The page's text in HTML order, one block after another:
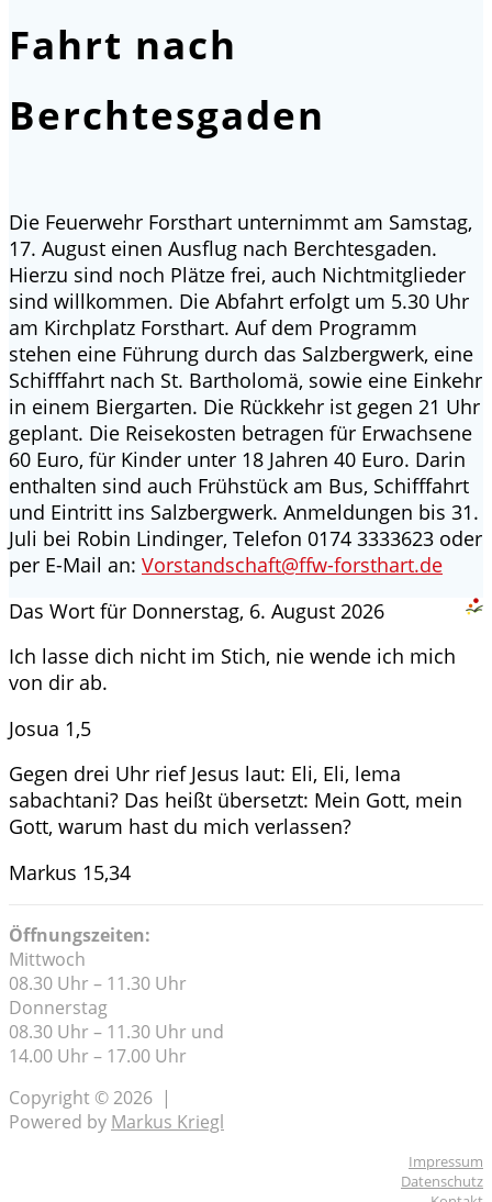
Fahrt nach
Berchtesgaden
Die Feuerwehr Forsthart unternimmt am Samstag,
17. August einen Ausflug nach Berchtesgaden.
Hierzu sind noch Plätze frei, auch Nichtmitglieder
sind willkommen. Die Abfahrt erfolgt um 5.30 Uhr
am Kirchplatz Forsthart. Auf dem Programm
stehen eine Führung durch das Salzbergwerk, eine
Schifffahrt nach St. Bartholomä, sowie eine Einkehr
in einem Biergarten. Die Rückkehr ist gegen 21 Uhr
geplant. Die Reisekosten betragen für Erwachsene
60 Euro, für Kinder unter 18 Jahren 40 Euro. Darin
enthalten sind auch Frühstück am Bus, Schifffahrt
und Eintritt ins Salzbergwerk. Anmeldungen bis 31.
Juli bei Robin Lindinger, Telefon 0174 3333623 oder
per E-Mail an: Vorstandschaft@ffw-forsthart.de
Das Wort für Donnerstag, 6. August 2026
Ich lasse dich nicht im Stich, nie wende ich mich
von dir ab.
Josua 1,5
Gegen drei Uhr rief Jesus laut: Eli, Eli, lema
sabachtani? Das heißt übersetzt: Mein Gott, mein
Gott, warum hast du mich verlassen?
Markus 15,34
Öffnungszeiten:
Mittwoch
08.30 Uhr – 11.30 Uhr
Donnerstag
08.30 Uhr – 11.30 Uhr und
14.00 Uhr – 17.00 Uhr
Copyright © 2026 |
Powered by Markus Kriegl
Impressum
Datenschutz